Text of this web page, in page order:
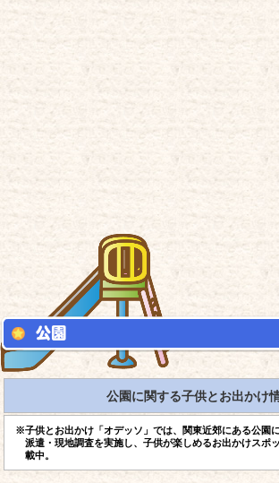
公園に関する子供とお出かけ
※子供とお出かけ「オデッソ」では、関東近郊にある公園
派遣・現地調査を実施し、子供が楽しめるお出かけスポ
載中。